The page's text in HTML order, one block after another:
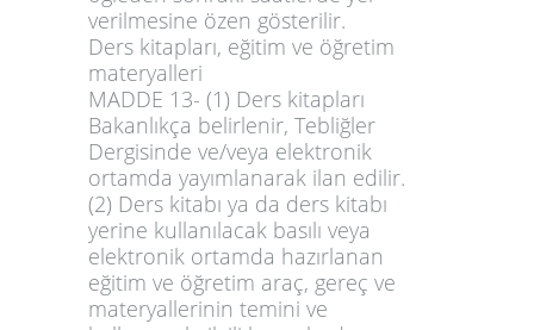
verilmesine özen gösterilir.
Ders kitapları, eğitim ve öğretim
materyalleri
MADDE 13- (1) Ders kitapları
Bakanlıkça belirlenir, Tebliğler
Dergisinde ve/veya elektronik
ortamda yayımlanarak ilan edilir.
(2) Ders kitabı ya da ders kitabı
yerine kullanılacak basılı veya
elektronik ortamda hazırlanan
eğitim ve öğretim araç, gereç ve
materyallerinin temini ve